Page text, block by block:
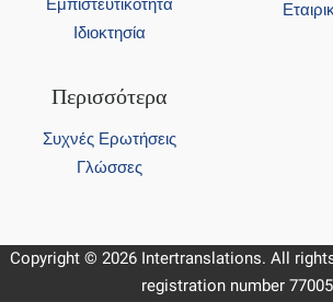
Εμπιστευτικότητα
Ιδιοκτησία
Περισσότερα
Συχνές Ερωτήσεις
Γλώσσες
Copyright © 2026 Intertranslations. All
registration number